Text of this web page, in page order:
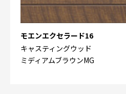
モエンエクセラード16
キャスティングウッド
ミディアムブラウンMG